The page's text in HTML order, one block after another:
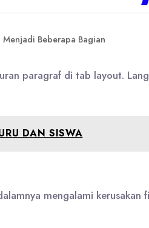
Beberapa Bagian
paragraf di tab layout.
DAN SISWA
mengalami